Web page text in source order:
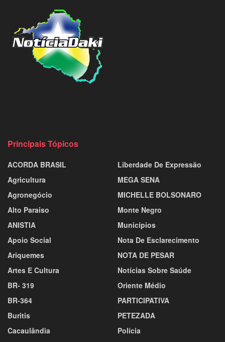
Principais Tópicos
ACORDA BRASIL
Agricultura
Agronegócio
Alto Paraiso
ANISTIA
Apoio Social
Ariquemes
Artes E Cultura
BR- 319
BR-364
Buritis
Cacaulândia
Liberdade De Expressão
MEGA SENA
MICHELLE BOLSONARO
Monte Negro
Municípios
Nota De Esclarecimento
NOTA DE PESAR
Notícias Sobre Saúde
Oriente Médio
PARTICIPATIVA
PETEZADA
Polícia